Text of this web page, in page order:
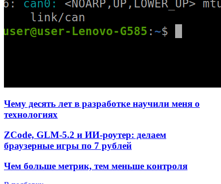
Чему десять лет в разработке научили меня о
технологиях
ZCode, GLM-5.2 и ИИ-роутер: делаем
браузерные игры по 7 рублей
Чем больше метрик, тем меньше контроля